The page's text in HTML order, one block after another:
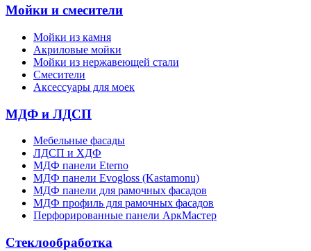
Мойки и смесители
Мойки из камня
Акриловые мойки
Мойки из нержавеющей стали
Смесители
Аксессуары для моек
МДФ и ЛДСП
Мебельные фасады
ЛДСП и ХДФ
МДФ панели Eterno
МДФ панели Evogloss (Kastamonu)
МДФ панели для рамочных фасадов
МДФ профиль для рамочных фасадов
Перфорированные панели АркМастер
Стеклообработка